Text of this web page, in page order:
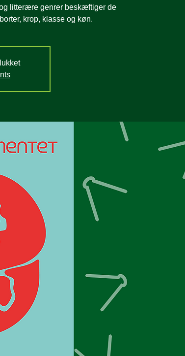
litterære genrer beskæftiger de
krop, klasse og køn.